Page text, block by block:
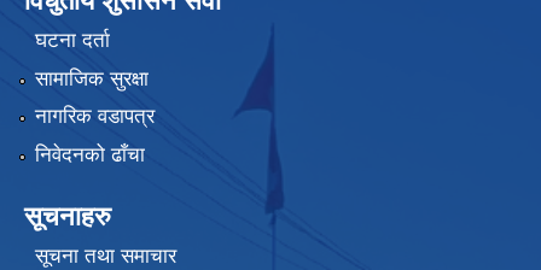
घटना दर्ता
सामाजिक सुरक्षा
नागरिक वडापत्र
निवेदनको ढाँचा
सूचनाहरु
सूचना तथा समाचार